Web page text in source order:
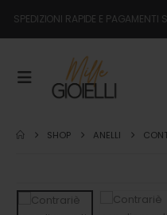
SPEDIZIONI RAPIDE E PAGAMENTI
SHOP ANELLI